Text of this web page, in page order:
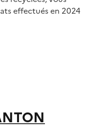
effectués en 2024